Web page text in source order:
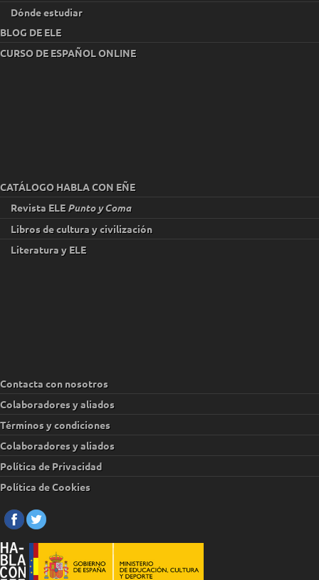
Dónde estudiar
BLOG DE ELE
CURSO DE ESPAÑOL ONLINE
CATÁLOGO HABLA CON EÑE
Revista ELEPunto y Coma
Libros de cultura y civilización
Literatura y ELE
Contacta con nosotros
Colaboradores y aliados
Términos y condiciones
Colaboradores y aliados
Política de Privacidad
Política de Cookies